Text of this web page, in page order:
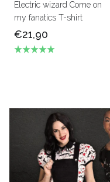
Electric wizard Come on
my fanatics T-shirt
€21,90